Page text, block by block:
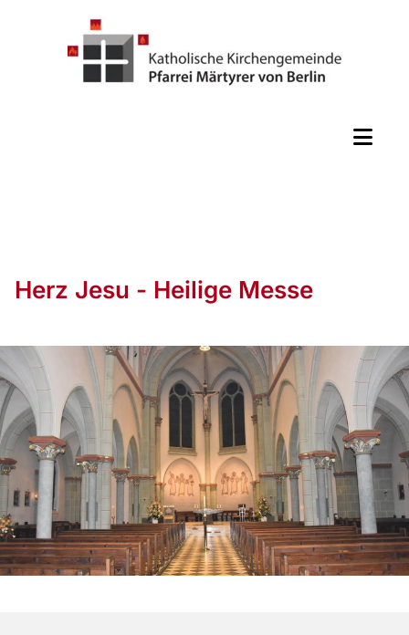
Herz Jesu - Heilige Messe